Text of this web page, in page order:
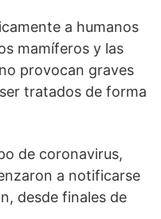
a humanos
mamíferos y las
provocan graves
tratados de forma
de coronavirus,
a notificarse
desde finales de